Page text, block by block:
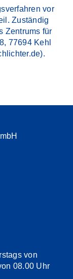
vor
Zuständig
Zentrums für
77694 Kehl
).
von
08.00 Uhr